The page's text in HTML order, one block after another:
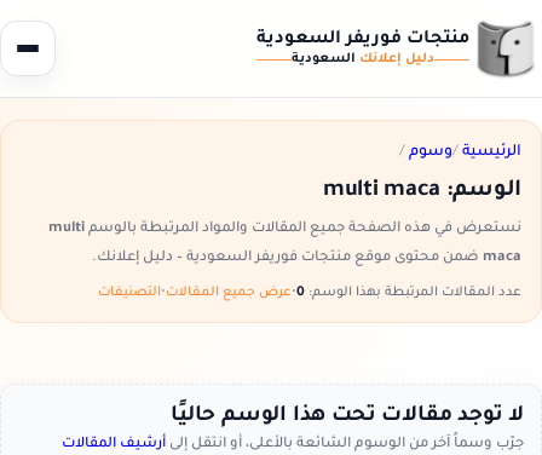
منتجات فوريفر السعودية
دليل إعلانك السعودية
الرئيسية /وسوم /
الوسم: multi maca
نستعرض في هذه الصفحة جميع المقالات والمواد المرتبطة بالوسم multi
maca ضمن محتوى موقع منتجات فوريفر السعودية – دليل إعلانك.
عدد المقالات المرتبطة بهذا الوسم: •عرض جميع المقالات•التصنيفات
لا توجد مقالات تحت هذا الوسم حاليًا
جرّب وسماً آخر من الوسوم الشائعة بالأعلى، أو انتقل إلى أرشيف المقالات